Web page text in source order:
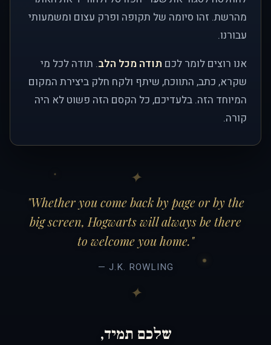
מהרשת. זהו סיומה של תקופה ופרק עצום ומשמעותי
עבורנו.
אנו רוצים לומר לכם תודה מכל הלב. תודה לכל מי
שקרא, כתב, התווכח, שיתף ולקח חלק ביצירת המקום
המיוחד הזה. בלעדיכם, כל הקסם הזה פשוט לא היה
קורה.
"Whether you come back by page or by the
big screen, Hogwarts will always be there
to welcome you home."
— J.K. ROWLING
שלכם תמיד,